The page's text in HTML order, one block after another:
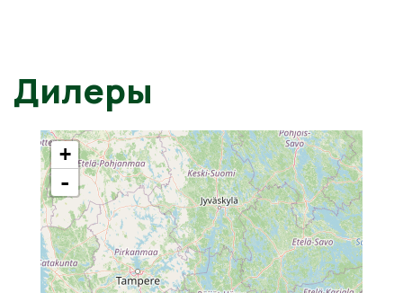
Дилеры
+
-